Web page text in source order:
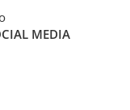
MEDIA